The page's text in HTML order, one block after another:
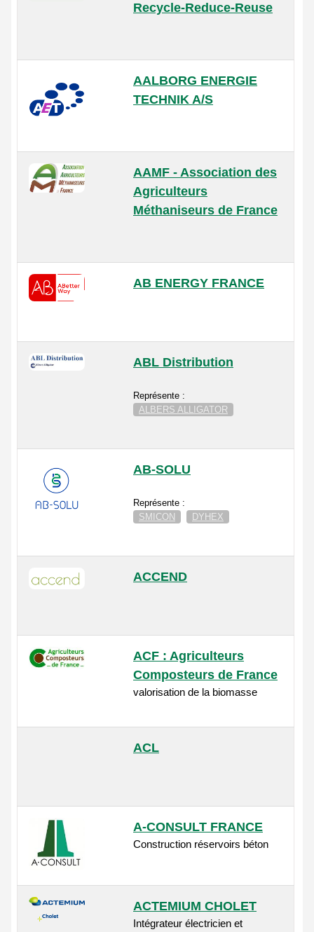
Recycle-Reduce-Reuse
AALBORG ENERGIE
TECHNIK A/S
AAMF - Association des
Agriculteurs
Méthaniseurs de France
AB ENERGY FRANCE
ABL Distribution
Représente :
ALBERS ALLIGATOR
AB-SOLU
Représente :
SMICON
DYHEX
ACCEND
ACF : Agriculteurs
Composteurs de France
valorisation de la biomasse
ACL
A-CONSULT FRANCE
Construction réservoirs béton
ACTEMIUM CHOLET
Intégrateur électricien et